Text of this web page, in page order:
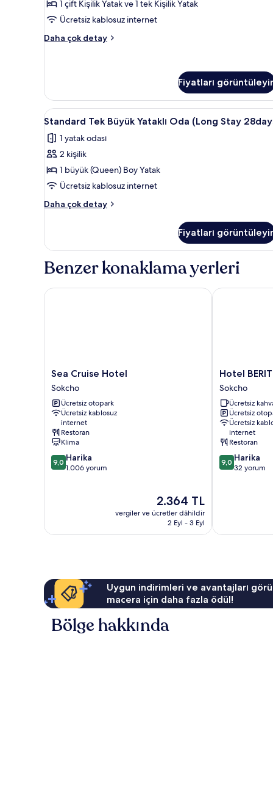
daha
fazla
detay
Room
için
tüm
1 çift Kişilik Yatak ve 1 tek Kişilik Yatak
Ücretsiz kablosuz internet
Daha çok detay
Premium
daha
fazla
detay
Fiyatları
Standard
Tek
Büyük
Yataklı
Oda
(Long
Stay
28days)
tüm
fotoğrafları
görün
Masa, dizüstü bilgisayar çalışma
6
Standard Tek Büyük Yataklı Oda (Long Stay
1 yatak odası
2 kişilik
1 büyük (Queen) Boy Yatak
Ücretsiz kablosuz internet
Daha çok detay
Standard
Oda
Stay
hakkında
Fiyatları
Benzer konaklama yerleri
Sea
Cruise
Hotel
Sokcho
Sea Cruise Hotel
Sokcho
Ücretsiz otopark
Ücretsiz kablosuz
internet
Restoran
Klima
10
üzerinden
9,0 Harika
1.006 yorum
Güncel
fiyat:
2.364 TL
2.364 TL
vergiler ve ücretler dâhildir
2 Eyl - 3 Eyl
Sea Cruise Hotel
Hotel
BERITH
Sokcho
Hotel
Sokcho
Ücretsiz
Ücretsiz
Ücretsiz
internet
Restoran
10
üzerinden
9,0 Harika
32 yorum
Hotel BERITH
Uygun indirimleri ve avantajları
macera için daha fazla ödül!
Bölge hakkında